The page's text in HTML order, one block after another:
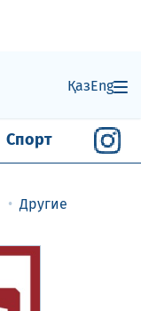
ҚазEng
Спорт
Другие